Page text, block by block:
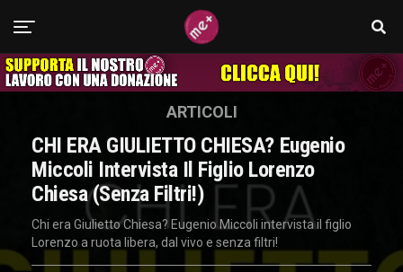
ARTICOLI
CHI ERA GIULIETTO CHIESA? Eugenio
Miccoli Intervista Il Figlio Lorenzo
Chiesa (Senza Filtri!)
Chi era Giulietto Chiesa? Eugenio Miccoli intervista il figlio
Lorenzo a ruota libera, dal vivo e senza filtri!